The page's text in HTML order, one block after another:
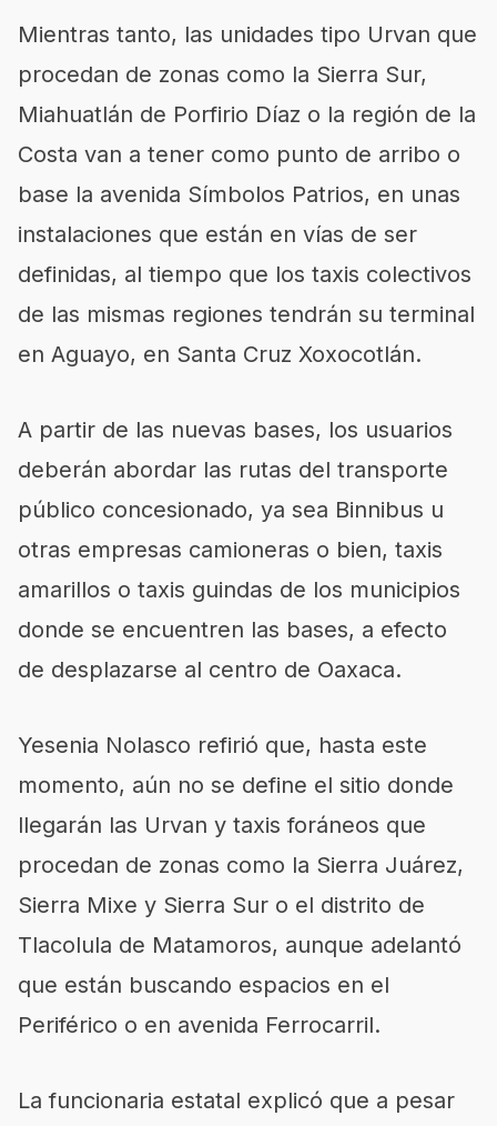
Mientras tanto, las unidades tipo Urvan que
procedan de zonas como la Sierra Sur,
Miahuatlán de Porfirio Díaz o la región de la
Costa van a tener como punto de arribo o
base la avenida Símbolos Patrios, en unas
instalaciones que están en vías de ser
definidas, al tiempo que los taxis colectivos
de las mismas regiones tendrán su terminal
en Aguayo, en Santa Cruz Xoxocotlán.
A partir de las nuevas bases, los usuarios
deberán abordar las rutas del transporte
público concesionado, ya sea Binnibus u
otras empresas camioneras o bien, taxis
amarillos o taxis guindas de los municipios
donde se encuentren las bases, a efecto
de desplazarse al centro de Oaxaca.
Yesenia Nolasco refirió que, hasta este
momento, aún no se define el sitio donde
llegarán las Urvan y taxis foráneos que
procedan de zonas como la Sierra Juárez,
Sierra Mixe y Sierra Sur o el distrito de
Tlacolula de Matamoros, aunque adelantó
que están buscando espacios en el
Periférico o en avenida Ferrocarril.
La funcionaria estatal explicó que a pesar